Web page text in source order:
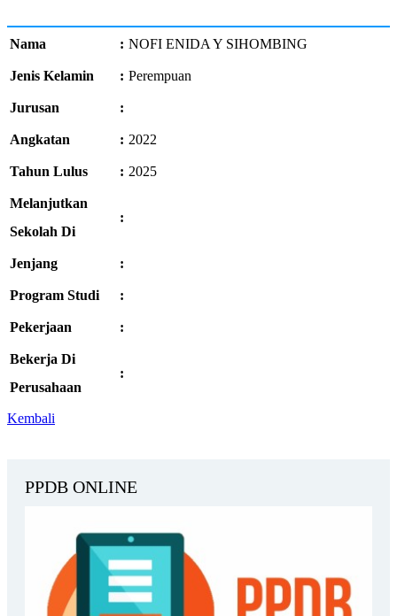
Nama : NOFI ENIDA Y SIHOMBING
Jenis Kelamin : Perempuan
Jurusan :
Angkatan : 2022
Tahun Lulus : 2025
Melanjutkan
Sekolah Di
:
Jenjang :
Program Studi :
Pekerjaan :
Bekerja Di
Perusahaan
:
Kembali
PPDB ONLINE